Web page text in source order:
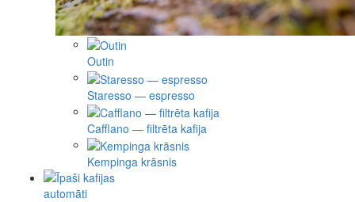
Outin
Staresso — espresso
Cafflano — filtrēta kafija
Kempinga krāsnis